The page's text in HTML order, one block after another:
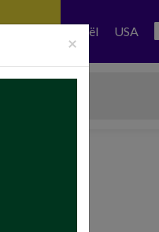
Israël USA
×